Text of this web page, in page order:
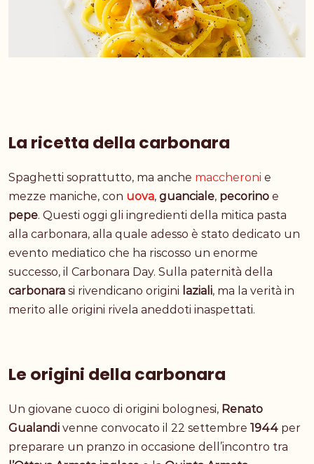
La ricetta della carbonara
Spaghetti soprattutto, ma anche maccheroni e
mezze maniche, con uova, guanciale, pecorino e
pepe. Questi oggi gli ingredienti della mitica pasta
alla carbonara, alla quale adesso è stato dedicato un
evento mediatico che ha riscosso un enorme
successo, il Carbonara Day. Sulla paternità della
carbonara si rivendicano origini laziali, ma la verità in
merito alle origini rivela aneddoti inaspettati.
Le origini della carbonara
Un giovane cuoco di origini bolognesi, Renato
Gualandi venne convocato il 22 settembre 1944 per
preparare un pranzo in occasione dell’incontro tra